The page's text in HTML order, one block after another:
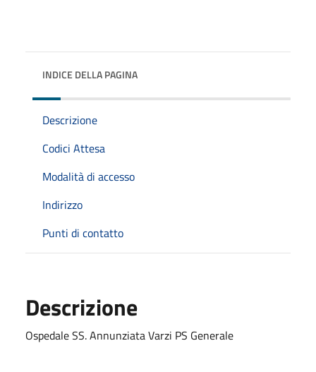
INDICE DELLA PAGINA
Descrizione
Codici Attesa
Modalità di accesso
Indirizzo
Punti di contatto
Descrizione
Ospedale SS. Annunziata Varzi PS Generale